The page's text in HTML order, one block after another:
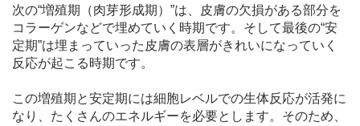
次の“増殖期（肉芽形成期）”は、皮膚の欠損がある部分を
コラーゲンなどで埋めていく時期です。そして最後の“安
定期”は埋まっていった皮膚の表層がきれいになっていく
反応が起こる時期です。
この増殖期と安定期には細胞レベルでの生体反応が活発に
なり、たくさんのエネルギーを必要とします。そのため、